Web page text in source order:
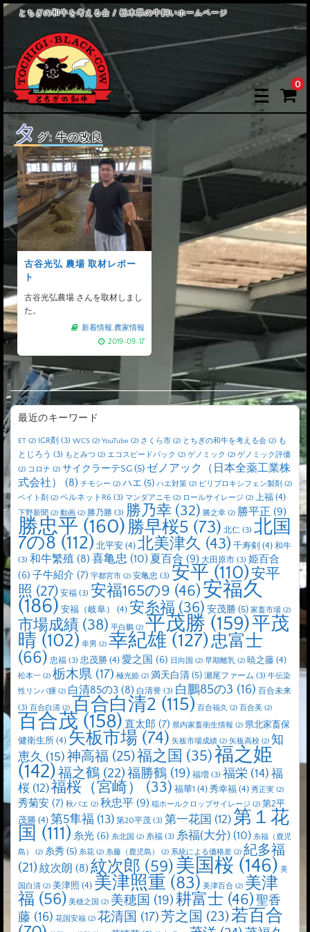
とちぎの和牛を考える会 / 栃木県の牛飼いホームページ
0
タ グ:牛の改良
古谷光弘 農場 取材レポー
ト
古谷光弘農場 さんを取材しまし
た。
新着情報,農家情報
2019-09-17
最近のキーワード
ET (2) IGR剤 (3) WCS (2) YouTube (2) さくら市 (2) とちぎの和牛を考える会 (2) も
とじろう (3) もとみつ (2) エコスピードパック (2) ゲノミック (2) ゲノミック評価
(2) コロナ (2) サイクラーテSG(5) ゼノアック（日本全薬工業株
式会社）
(8) チモシー (2) ハエ (5) ハエ対策 (2) ピリプロキシフェン製剤 (2)
ベイト剤 (2) ペルネットR6 (3) マンダアニモ (2) ロールサイレージ (2) 上福 (4)
下野新聞 (2) 動画 (2) 勝乃勝 (3) 勝乃幸 (32) 勝之幸 (2) 勝平正 (9)
勝忠平 (160)勝早桜5 (73) 北仁 (3) 北国
7の8 (112) 北平安 (4) 北美津久 (43) 千寿剣 (4) 和牛
(3) 和牛繁殖 (8) 喜亀忠 (10) 夏百合 (9) 大田原市 (3) 姫百合
(6) 子牛紹介 (7) 宇都宮市 (2) 安亀忠 (3) 安平(110)安平
照 (27) 安福 (3) 安福165の9 (46)安福久
(186) 安福（岐阜） (4) 安糸福 (36) 安茂勝 (5) 家畜市場 (2)
市場成績 (38) 平白鵬 (2) 平茂勝 (159)平茂
晴 (102) 幸男 (2) 幸紀雄 (127)忠富士
(66) 忠福 (3) 忠茂勝 (4) 愛之国 (6) 日向国 (2) 早期離乳 (2) 暁之藤 (4)
松本一 (2) 栃木県 (17) 極光姫 (2) 満天白清(5) 瀬尾ファーム (3) 牛伝染
性リンパ腫 (2) 白清85の3 (8) 白清誉 (3) 白鵬85の3 (16) 百合未来
(3) 百合白清 (2) 百合白清2 (115) 百合福久 (2) 百合美 (2)
百合茂 (158) 直太郎 (7) 県内家畜衛生情報 (2) 県北家畜保
健衛生所 (4) 矢板市場 (74) 矢板市場成績 (2) 矢板高校 (2) 知
恵久 (15) 神高福 (25)福之国 (35)福之姫
(142)福之鶴 (22)福勝鶴 (19) 福増 (3) 福栄 (14) 福
桜 (12)福桜（宮崎） (33) 福華1 (4) 秀幸福 (4) 秀正実 (2)
秀菊安 (7) 秋バエ (2) 秋忠平 (9) 稲ホールクロップサイレージ (2) 第2平
茂勝 (4) 第5隼福 (13) 第20平茂 (3) 第一花国 (12) 第１花
国 (111) 糸光 (6) 糸北国 (2) 糸福 (3) 糸福(大分) (10) 糸福（鹿児
島）
(2) 糸秀 (5) 糸花 (2) 糸藤（鹿児島） (2) 系統による価格差 (2) 紀多福
(21) 紋次朗 (8) 紋次郎 (59)美国桜 (146) 美
国白清 (2) 美津照 (4) 美津照重 (83) 美津百合 (2) 美津
福 (56) 美穂之国 (2) 美穂国 (19)耕富士 (46)聖香
藤 (16) 花国安福 (2) 花清国 (17)芳之国 (23)若百合